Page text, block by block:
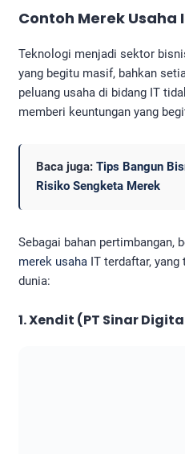
Contoh Merek Usaha
Teknologi menjadi sektor
yang begitu masif, bahkan
peluang usaha di bidang IT
memberi keuntungan yang
Baca juga: Tips Bangun
Risiko Sengketa Merek
Sebagai bahan pertimbangan,
merek usaha IT terdaftar,
dunia:
1. Xendit (PT Sinar